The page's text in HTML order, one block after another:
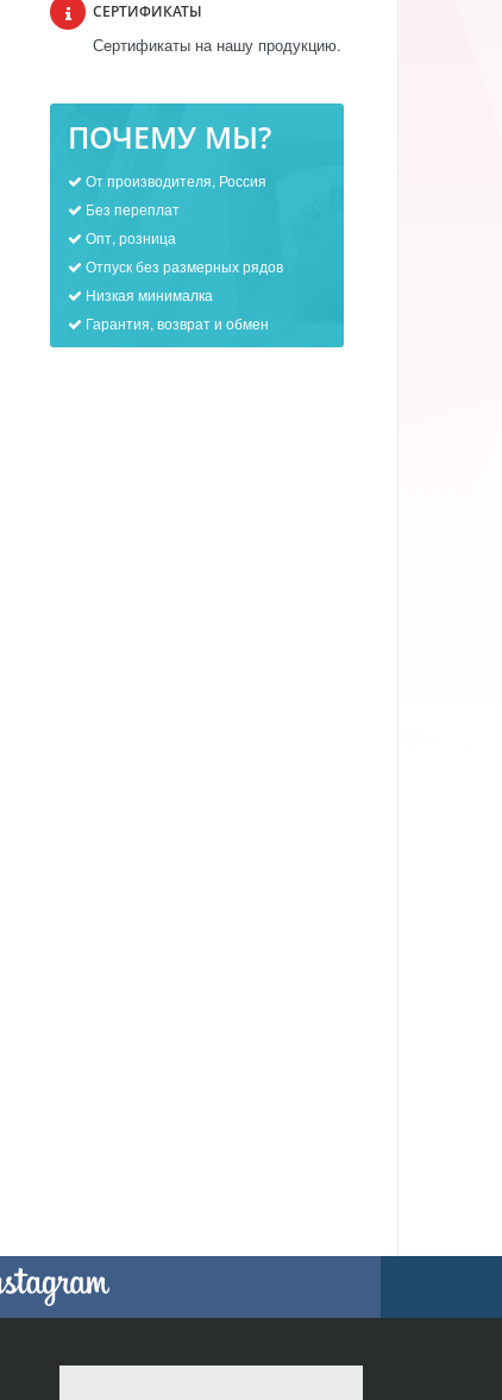
СЕРТИФИКАТЫ
Сертификаты на нашу продукцию.
ПОЧЕМУ МЫ?
От производителя, Россия
Без переплат
Опт, розница
Отпуск без размерных рядов
Низкая минималка
Гарантия, возврат и обмен